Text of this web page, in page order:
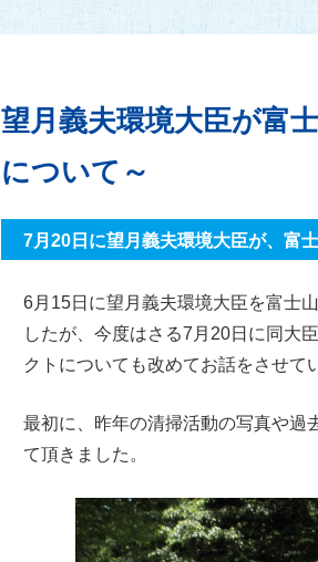
望月義夫環境大臣が富
について～
7月20日に望月義夫環境大臣が、富
6月15日に望月義夫環境大臣を富士
したが、今度はさる7月20日に同大
クトについても改めてお話をさせて
最初に、昨年の清掃活動の写真や過
て頂きました。